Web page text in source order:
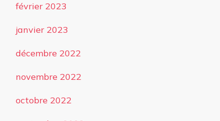
février 2023
janvier 2023
décembre 2022
novembre 2022
octobre 2022